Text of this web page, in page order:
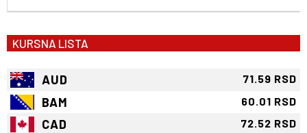
KURSNA LISTA
AUD 71.59 RSD
BAM 60.01 RSD
CAD 72.52 RSD